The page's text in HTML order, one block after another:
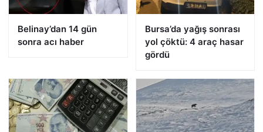
Belinay’dan 14 gün
sonra acı haber
Bursa’da yağış sonrası
yol çöktü: 4 araç hasar
gördü